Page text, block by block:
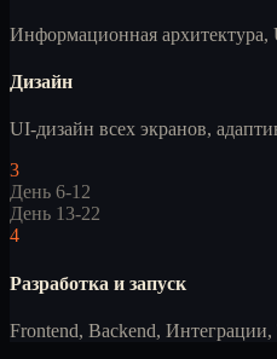
Информационная архитектура,
Дизайн
UI-дизайн всех экранов,
3
День 6-12
День 13-22
4
Разработка и запуск
Frontend, Backend, Интеграции,